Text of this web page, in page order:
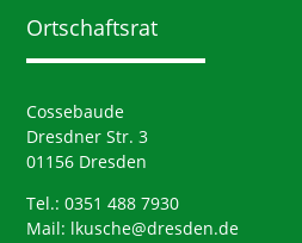
Ortschaftsrat
Cossebaude
Dresdner Str. 3
01156 Dresden
Tel.: 0351 488 7930
Mail: lkusche@dresden.de